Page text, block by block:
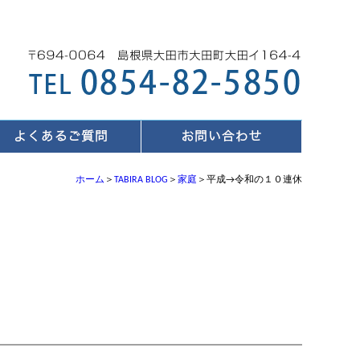
ホーム ＞ TABIRA BLOG ＞ 家庭 ＞平成→令和の１０連休